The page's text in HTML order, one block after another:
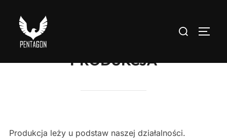
content
Search
PRODUKCJA
Produkcja leży u podstaw naszej działalności.